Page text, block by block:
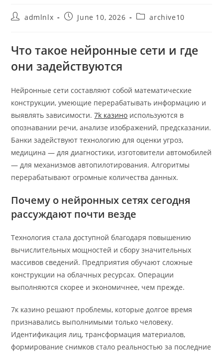
Postadmlnlx
PostJune 10, 2026
Postarchive10
Что такое нейронные сети и где
они задействуются
Нейронные сети составляют собой математические
конструкции, умеющие перерабатывать информацию и
выявлять зависимости.7k казино используются в
опознавании речи, анализе изображений, предсказании.
Банки задействуют технологию для оценки угроз,
медицина — для диагностики, изготовители автомобилей
— для механизмов автопилотирования. Алгоритмы
перерабатывают огромные количества данных.
Почему о нейронных сетях сегодня
рассуждают почти везде
Технология стала доступной благодаря повышению
вычислительных мощностей и сбору значительных
массивов сведений. Предприятия обучают сложные
конструкции на облачных ресурсах. Операции
выполняются скорее и экономичнее, чем прежде.
7к казино решают проблемы, которые долгое время
признавались выполнимыми только человеку.
Идентификация лиц, трансформация материалов,
формирование снимков стало реальностью за последние